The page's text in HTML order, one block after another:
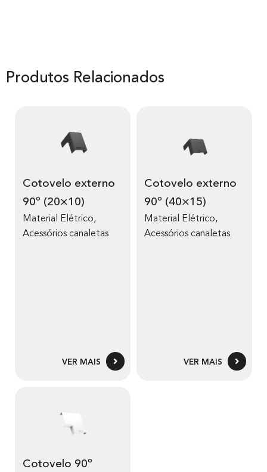
Produtos Relacionados
Cotovelo externo
90º (20×10)
Material Elétrico,
Acessórios canaletas
VER MAIS
Cotovelo externo
90º (40×15)
Material Elétrico,
Acessórios canaletas
VER MAIS
Cotovelo 90º